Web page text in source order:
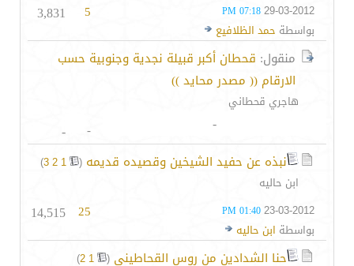
29-03-2012
07:18 PM
بواسطة حمد الظلافيع
5
3,831
منقول: قحطان أكبر قبيلة نجدية وجنوبية حسب
الارقام (( مصدر محايد ))
هاجري قحطاني
-
-
-
نبذه عن حفيد الشيخين وقصيده قديمه (
1
2
3
)
ابن حاليه
23-03-2012
01:40 PM
بواسطة ابن حاليه
25
14,515
حنا الشدادين من روس القحاطيني (
1
2
)